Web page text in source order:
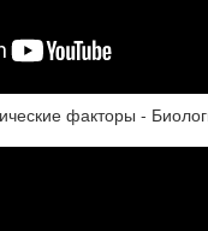
факторы -